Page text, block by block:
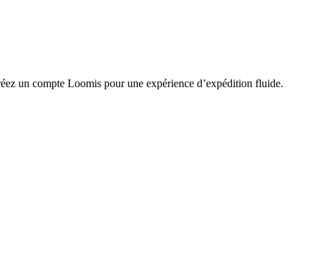
un compte Loomis pour une expérience d’expédition fluide.